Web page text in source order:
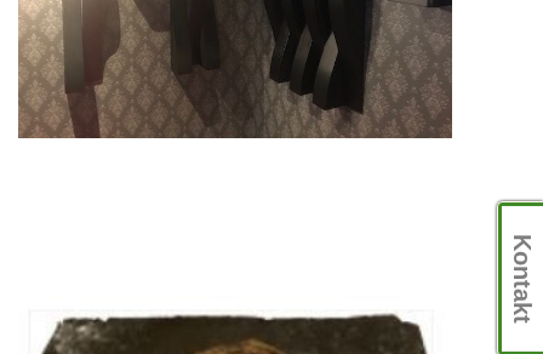
Kontakt